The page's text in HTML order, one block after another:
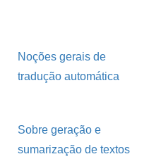
Noções gerais de
tradução automática
Sobre geração e
sumarização de textos